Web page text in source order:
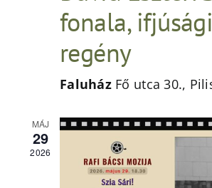
fonala,
regény
Faluház Fő utca 30.,
MÁJ
29
2026